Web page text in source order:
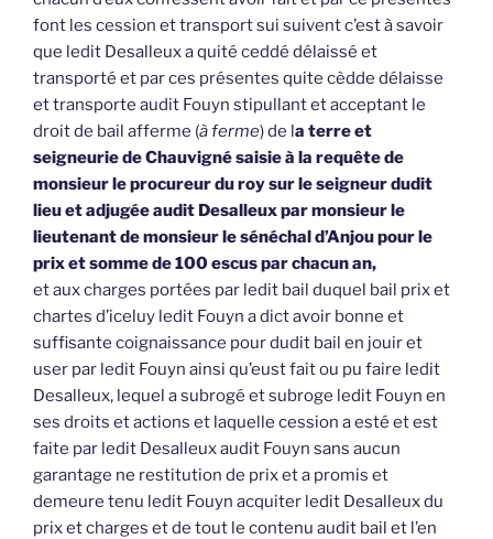
font les cession et transport sui suivent c’est à savoir
que ledit Desalleux a quité ceddé délaissé et
transporté et par ces présentes quite cèdde délaisse
et transporte audit Fouyn stipullant et acceptant le
droit de bail afferme (à ferme) de la terre et
seigneurie de Chauvigné saisie à la requête de
monsieur le procureur du roy sur le seigneur dudit
lieu et adjugée audit Desalleux par monsieur le
lieutenant de monsieur le sénéchal d’Anjou pour le
prix et somme de 100 escus par chacun an,
et aux charges portées par ledit bail duquel bail prix et
chartes d’iceluy ledit Fouyn a dict avoir bonne et
suffisante coignaissance pour dudit bail en jouir et
user par ledit Fouyn ainsi qu’eust fait ou pu faire ledit
Desalleux, lequel a subrogé et subroge ledit Fouyn en
ses droits et actions et laquelle cession a esté et est
faite par ledit Desalleux audit Fouyn sans aucun
garantage ne restitution de prix et a promis et
demeure tenu ledit Fouyn acquiter ledit Desalleux du
prix et charges et de tout le contenu audit bail et l’en